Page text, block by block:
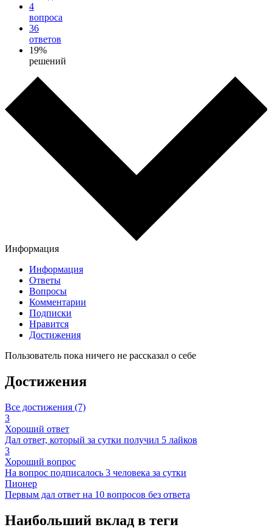
4
вопроса
36
ответов
19%
решений
Информация
Информация
Ответы
Вопросы
Комментарии
Подписки
Нравится
Достижения
Пользователь пока ничего не рассказал о себе
Достижения
Все достижения (7)
3
Хороший ответ
Дал ответ, который за сутки получил 5 лайков
3
Хороший вопрос
На вопрос подписалось 3 человека за сутки
Пионер
Первым дал ответ на 10 вопросов без ответа
Наибольший вклад в теги